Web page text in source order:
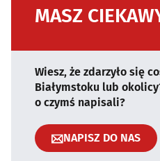
MASZ
Wiesz, że zdarzyło się
Białymstoku lub
o czymś napisali?
NAPISZ DO NAS